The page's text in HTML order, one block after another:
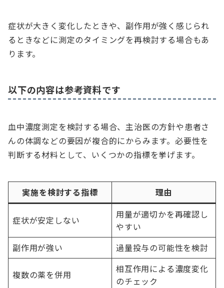
症状が大きく変化したときや、副作用が強く感じられ
るときなどに測定のタイミングを再検討する場合もあ
ります。
以下の内容は参考資料です
血中濃度測定を検討する場合、主治医の方針や患者さ
んの体調などの要因が複合的にからみます。必要性を
判断する材料として、いくつかの指標を挙げます。
実施を検討する指標 理由
症状が安定しない
用量が適切かを再確認し
やすい
副作用が強い
過量投与の可能性を検討
複数の薬を併用
相互作用による濃度変化
のチェック